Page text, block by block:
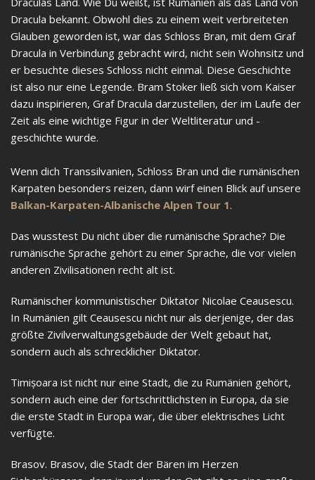
Dracula bekannt. Obwohl dies zu einem weit verbreiteten
Glauben geworden ist, war das Schloss Bran, mit dem Graf
Dracula in Verbindung gebracht wird, nicht sein Wohnsitz und
er besuchte dieses Schloss nicht einmal. Diese Geschichte
ist also nur eine Legende. Bram Stoker ließ sich vom Kaiser
dazu inspirieren, Graf Dracula darzustellen, der im Laufe der
Zeit als eine wichtige Figur in der Weltliteratur und -
geschichte wurde.
Wenn dich Transsilvanien, Schloss Bran und die rumänischen
Karpaten besonders reizen, dann wirf einen Blick auf unsere
Balkan-Karpaten-Albanische Alpen Tour 1.
Das wusstest Du nicht über die rumänische Sprache? Die
rumänische Sprache gehört zu einer Sprache, die vor vielen
anderen Zivilisationen recht alt ist.
Rumänischer kommunistischer Diktator Nicolae Ceausescu.
In Rumänien gilt Ceausescu nicht nur als derjenige, der das
größte Zivilverwaltungsgebäude der Welt gebaut hat,
sondern auch als schrecklicher Diktator.
Timișoara ist nicht nur eine Stadt, die zu Rumänien gehört,
sondern auch eine der fortschrittlichsten in Europa, da sie
die erste Stadt in Europa war, die über elektrisches Licht
verfügte.
Brasov. Brasov, die Stadt der Bären im Herzen